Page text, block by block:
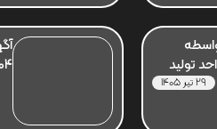
تولید
29 تیر 1405
405/04